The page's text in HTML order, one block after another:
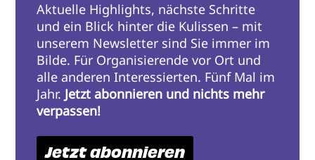
Aktuelle Highlights, nächste Schritte
und ein Blick hinter die Kulissen – mit
unserem Newsletter sind Sie immer im
Bilde. Für Organisierende vor Ort und
alle anderen Interessierten. Fünf Mal im
Jahr. Jetzt abonnieren und nichts mehr
verpassen!
Jetzt abonnieren